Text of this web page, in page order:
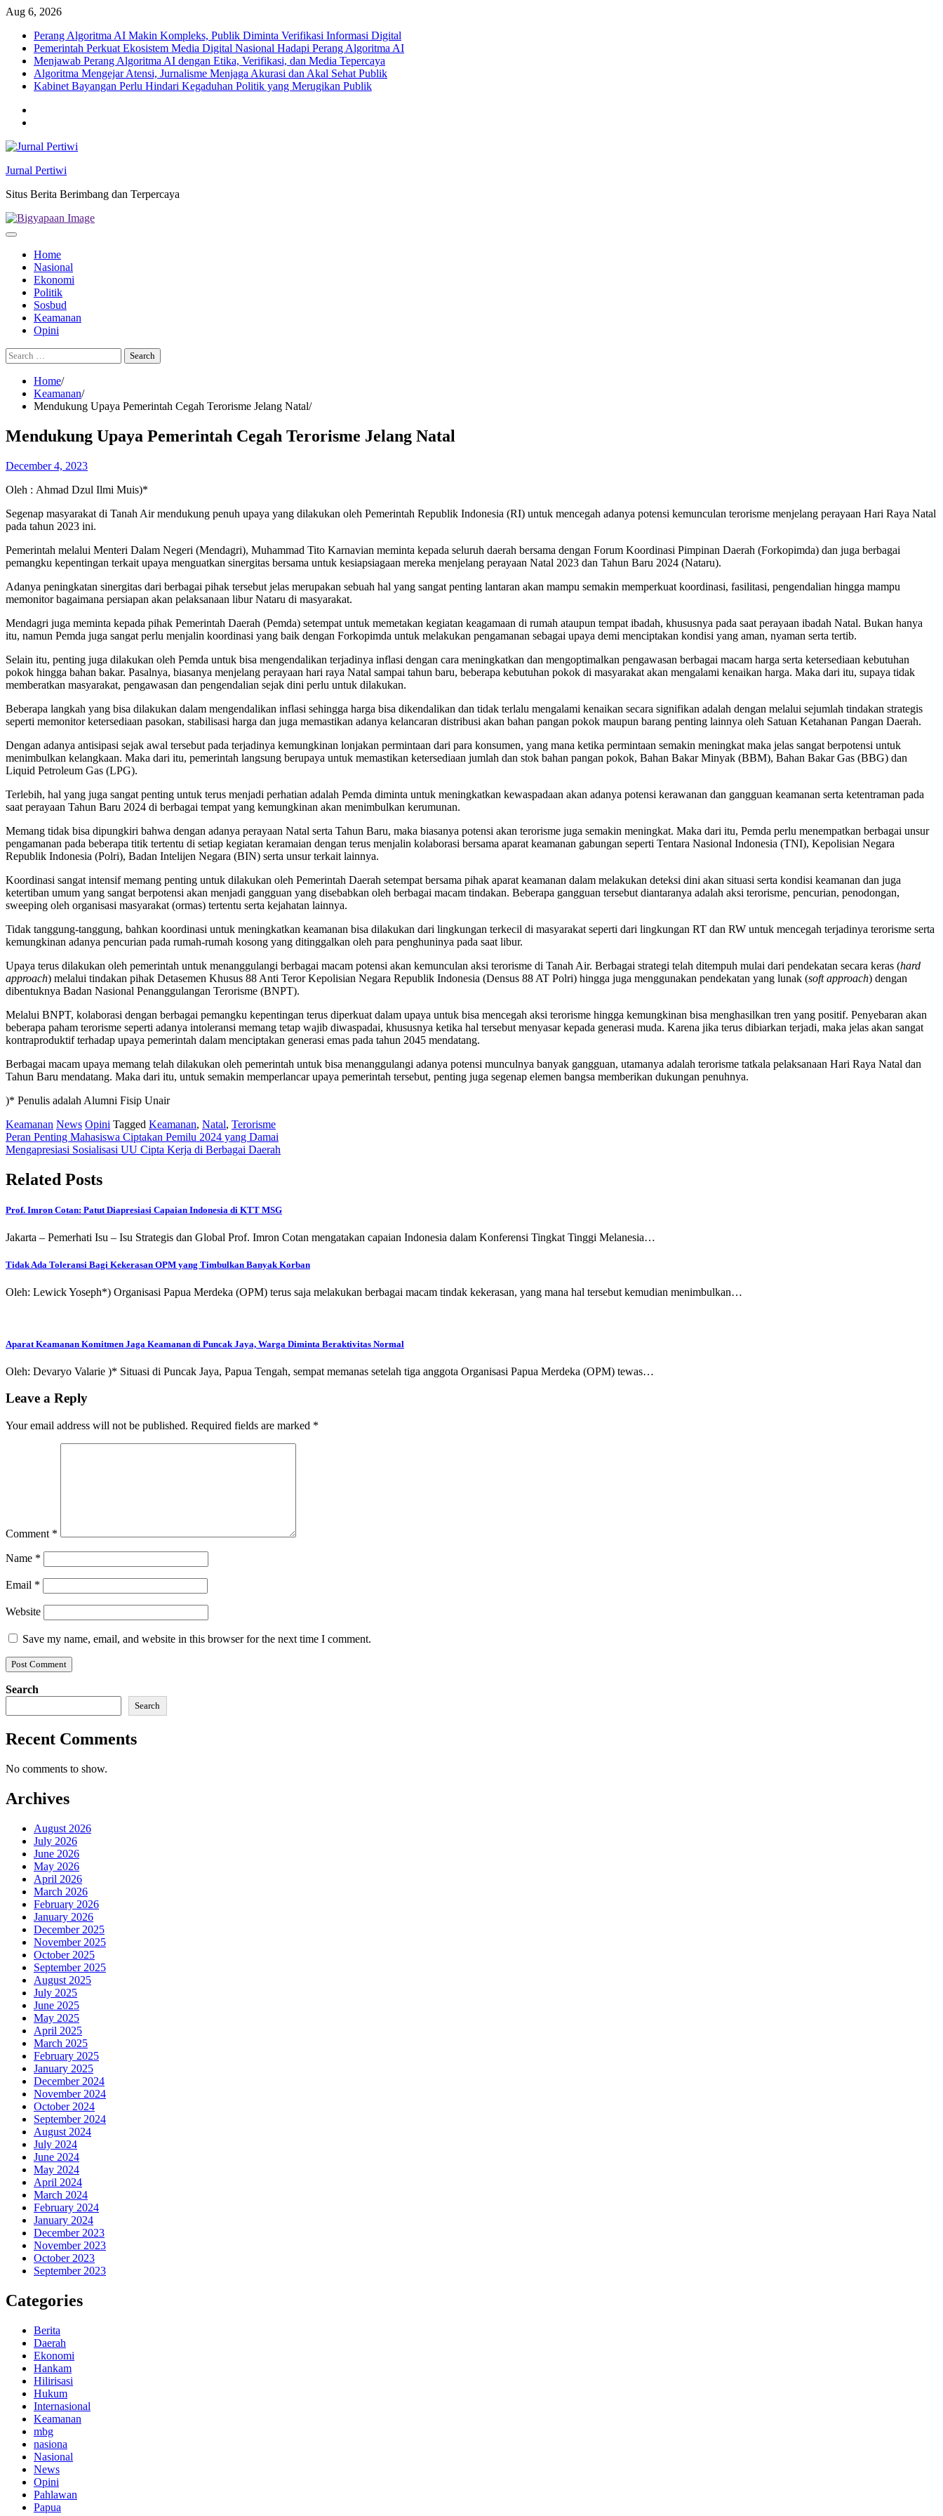
Skip
content
Aug 6, 2026
Perang Algoritma AI Makin Kompleks, Publik Diminta Verifikasi Informasi Digital
Pemerintah Perkuat Ekosistem Media Digital Nasional Hadapi Perang Algoritma AI
Menjawab Perang Algoritma AI dengan Etika, Verifikasi, dan Media Tepercaya
Algoritma Mengejar Atensi, Jurnalisme Menjaga Akurasi dan Akal Sehat Publik
Kabinet Bayangan Perlu Hindari Kegaduhan Politik yang Merugikan Publik
Jurnal Pertiwi
Situs Berita Berimbang dan Terpercaya
Home
Nasional
Ekonomi
Politik
Sosbud
Keamanan
Opini
Search
for:
Home
Keamanan
Mendukung Upaya Pemerintah Cegah Terorisme Jelang Natal
Mendukung Upaya Pemerintah Cegah Terorisme Jelang Natal
December 4, 2023
Oleh : Ahmad Dzul Ilmi Muis)*
Segenap masyarakat di Tanah Air mendukung penuh upaya yang dilakukan oleh Pemerintah Republik Indonesia (RI) untuk mencegah adanya potensi kemunculan terorisme menjelang perayaan Hari Raya Natal
pada tahun 2023 ini.
Pemerintah melalui Menteri Dalam Negeri (Mendagri), Muhammad Tito Karnavian meminta kepada seluruh daerah bersama dengan Forum Koordinasi Pimpinan Daerah (Forkopimda) dan juga berbagai
pemangku kepentingan terkait upaya menguatkan sinergitas bersama untuk kesiapsiagaan mereka menjelang perayaan Natal 2023 dan Tahun Baru 2024 (Nataru).
Adanya peningkatan sinergitas dari berbagai pihak tersebut jelas merupakan sebuah hal yang sangat penting lantaran akan mampu semakin memperkuat koordinasi, fasilitasi, pengendalian hingga mampu
memonitor bagaimana persiapan akan pelaksanaan libur Nataru di masyarakat.
Mendagri juga meminta kepada pihak Pemerintah Daerah (Pemda) setempat untuk memetakan kegiatan keagamaan di rumah ataupun tempat ibadah, khususnya pada saat perayaan ibadah Natal. Bukan hanya
itu, namun Pemda juga sangat perlu menjalin koordinasi yang baik dengan Forkopimda untuk melakukan pengamanan sebagai upaya demi menciptakan kondisi yang aman, nyaman serta tertib.
Selain itu, penting juga dilakukan oleh Pemda untuk bisa mengendalikan terjadinya inflasi dengan cara meningkatkan dan mengoptimalkan pengawasan berbagai macam harga serta ketersediaan kebutuhan
pokok hingga bahan bakar. Pasalnya, biasanya menjelang perayaan hari raya Natal sampai tahun baru, beberapa kebutuhan pokok di masyarakat akan mengalami kenaikan harga. Maka dari itu, supaya tidak
memberatkan masyarakat, pengawasan dan pengendalian sejak dini perlu untuk dilakukan.
Beberapa langkah yang bisa dilakukan dalam mengendalikan inflasi sehingga harga bisa dikendalikan dan tidak terlalu mengalami kenaikan secara signifikan adalah dengan melalui sejumlah tindakan strategis
seperti memonitor ketersediaan pasokan, stabilisasi harga dan juga memastikan adanya kelancaran distribusi akan bahan pangan pokok maupun barang penting lainnya oleh Satuan Ketahanan Pangan Daerah.
Dengan adanya antisipasi sejak awal tersebut pada terjadinya kemungkinan lonjakan permintaan dari para konsumen, yang mana ketika permintaan semakin meningkat maka jelas sangat berpotensi untuk
menimbulkan kelangkaan. Maka dari itu, pemerintah langsung berupaya untuk memastikan ketersediaan jumlah dan stok bahan pangan pokok, Bahan Bakar Minyak (BBM), Bahan Bakar Gas (BBG) dan
Liquid Petroleum Gas (LPG).
Terlebih, hal yang juga sangat penting untuk terus menjadi perhatian adalah Pemda diminta untuk meningkatkan kewaspadaan akan adanya potensi kerawanan dan gangguan keamanan serta ketentraman pada
saat perayaan Tahun Baru 2024 di berbagai tempat yang kemungkinan akan menimbulkan kerumunan.
Memang tidak bisa dipungkiri bahwa dengan adanya perayaan Natal serta Tahun Baru, maka biasanya potensi akan terorisme juga semakin meningkat. Maka dari itu, Pemda perlu menempatkan berbagai unsur
pengamanan pada beberapa titik tertentu di setiap kegiatan keramaian dengan terus menjalin kolaborasi bersama aparat keamanan gabungan seperti Tentara Nasional Indonesia (TNI), Kepolisian Negara
Republik Indonesia (Polri), Badan Intelijen Negara (BIN) serta unsur terkait lainnya.
Koordinasi sangat intensif memang penting untuk dilakukan oleh Pemerintah Daerah setempat bersama pihak aparat keamanan dalam melakukan deteksi dini akan situasi serta kondisi keamanan dan juga
ketertiban umum yang sangat berpotensi akan menjadi gangguan yang disebabkan oleh berbagai macam tindakan. Beberapa gangguan tersebut diantaranya adalah aksi terorisme, pencurian, penodongan,
sweeping oleh organisasi masyarakat (ormas) tertentu serta kejahatan lainnya.
Tidak tanggung-tanggung, bahkan koordinasi untuk meningkatkan keamanan bisa dilakukan dari lingkungan terkecil di masyarakat seperti dari lingkungan RT dan RW untuk mencegah terjadinya terorisme serta
kemungkinan adanya pencurian pada rumah-rumah kosong yang ditinggalkan oleh para penghuninya pada saat libur.
Upaya terus dilakukan oleh pemerintah untuk menanggulangi berbagai macam potensi akan kemunculan aksi terorisme di Tanah Air. Berbagai strategi telah ditempuh mulai dari pendekatan secara keras (hard
approach) melalui tindakan pihak Detasemen Khusus 88 Anti Teror Kepolisian Negara Republik Indonesia (Densus 88 AT Polri) hingga juga menggunakan pendekatan yang lunak (soft approach) dengan
dibentuknya Badan Nasional Penanggulangan Terorisme (BNPT).
Melalui BNPT, kolaborasi dengan berbagai pemangku kepentingan terus diperkuat dalam upaya untuk bisa mencegah aksi terorisme hingga kemungkinan bisa menghasilkan tren yang positif. Penyebaran akan
beberapa paham terorisme seperti adanya intoleransi memang tetap wajib diwaspadai, khususnya ketika hal tersebut menyasar kepada generasi muda. Karena jika terus dibiarkan terjadi, maka jelas akan sangat
kontraproduktif terhadap upaya pemerintah dalam menciptakan generasi emas pada tahun 2045 mendatang.
Berbagai macam upaya memang telah dilakukan oleh pemerintah untuk bisa menanggulangi adanya potensi munculnya banyak gangguan, utamanya adalah terorisme tatkala pelaksanaan Hari Raya Natal dan
Tahun Baru mendatang. Maka dari itu, untuk semakin memperlancar upaya pemerintah tersebut, penting juga segenap elemen bangsa memberikan dukungan penuhnya.
)* Penulis adalah Alumni Fisip Unair
Keamanan News Opini Tagged Keamanan, Natal, Terorisme
Post
navigation
Peran Penting Mahasiswa Ciptakan Pemilu 2024 yang Damai
Mengapresiasi Sosialisasi UU Cipta Kerja di Berbagai Daerah
Related Posts
Prof. Imron Cotan: Patut Diapresiasi Capaian Indonesia di KTT MSG
Jakarta – Pemerhati Isu – Isu Strategis dan Global Prof. Imron Cotan mengatakan capaian Indonesia dalam Konferensi Tingkat Tinggi Melanesia…
Tidak Ada Toleransi Bagi Kekerasan OPM yang Timbulkan Banyak Korban
Oleh: Lewick Yoseph*) Organisasi Papua Merdeka (OPM) terus saja melakukan berbagai macam tindak kekerasan, yang mana hal tersebut kemudian menimbulkan…
Aparat Keamanan Komitmen Jaga Keamanan di Puncak Jaya, Warga Diminta Beraktivitas Normal
Oleh: Devaryo Valarie )* Situasi di Puncak Jaya, Papua Tengah, sempat memanas setelah tiga anggota Organisasi Papua Merdeka (OPM) tewas…
Leave a Reply
Your email address will not be published. Required fields are marked *
Comment *
Name *
Email *
Website
Save my name, email, and website in this browser for the next time I comment.
Search
Search
Recent Comments
No comments to show.
Archives
August 2026
July 2026
June 2026
May 2026
April 2026
March 2026
February 2026
January 2026
December 2025
November 2025
October 2025
September 2025
August 2025
July 2025
June 2025
May 2025
April 2025
March 2025
February 2025
January 2025
December 2024
November 2024
October 2024
September 2024
August 2024
July 2024
June 2024
May 2024
April 2024
March 2024
February 2024
January 2024
December 2023
November 2023
October 2023
September 2023
Categories
Berita
Daerah
Ekonomi
Hankam
Hilirisasi
Hukum
Internasional
Keamanan
mbg
nasiona
Nasional
News
Opini
Pahlawan
Papua